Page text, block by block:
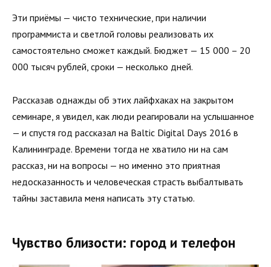
Эти приёмы — чисто технические, при наличии
программиста и светлой головы реализовать их
самостоятельно сможет каждый. Бюджет — 15 000 – 20
000 тысяч рублей, сроки — несколько дней.
Рассказав однажды об этих лайфхаках на закрытом
семинаре, я увидел, как люди реагировали на услышанное
— и спустя год рассказал на Baltic Digital Days 2016 в
Калининграде. Времени тогда не хватило ни на сам
рассказ, ни на вопросы — но именно это приятная
недосказанность и человеческая страсть выбалтывать
тайны заставила меня написать эту статью.
Чувство близости: город и телефон